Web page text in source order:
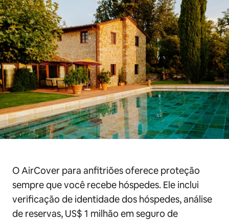
O AirCover para anfitriões oferece proteção
sempre que você recebe hóspedes. Ele inclui
verificação de identidade dos hóspedes, análise
de reservas, US$ 1 milhão em seguro de